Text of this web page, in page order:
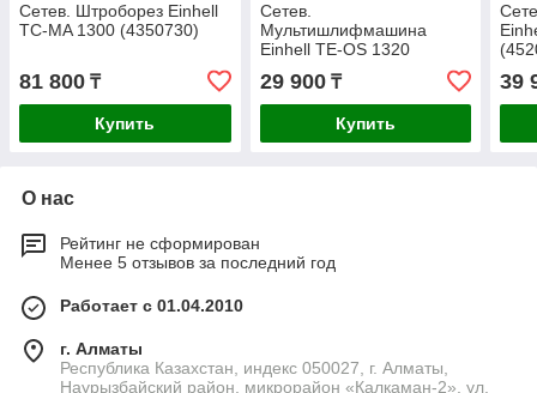
Сетев. Штроборез Einhell
TC-MA 1300 (4350730)
81 800 ₸
Купить
Сетев.
Мультишлифмашина
Einhell TE-OS 1320
(4460560)
29 900₸
Купить
39
О нас
Рейтинг не сформирован
Менее 5 отзывов за последний год
Работает с 01.04.2010
г. Алматы
Республика Казахстан, индекс 050027, г. Алматы,
Наурызбайский район, микрорайон «Калкаман-2», ул.